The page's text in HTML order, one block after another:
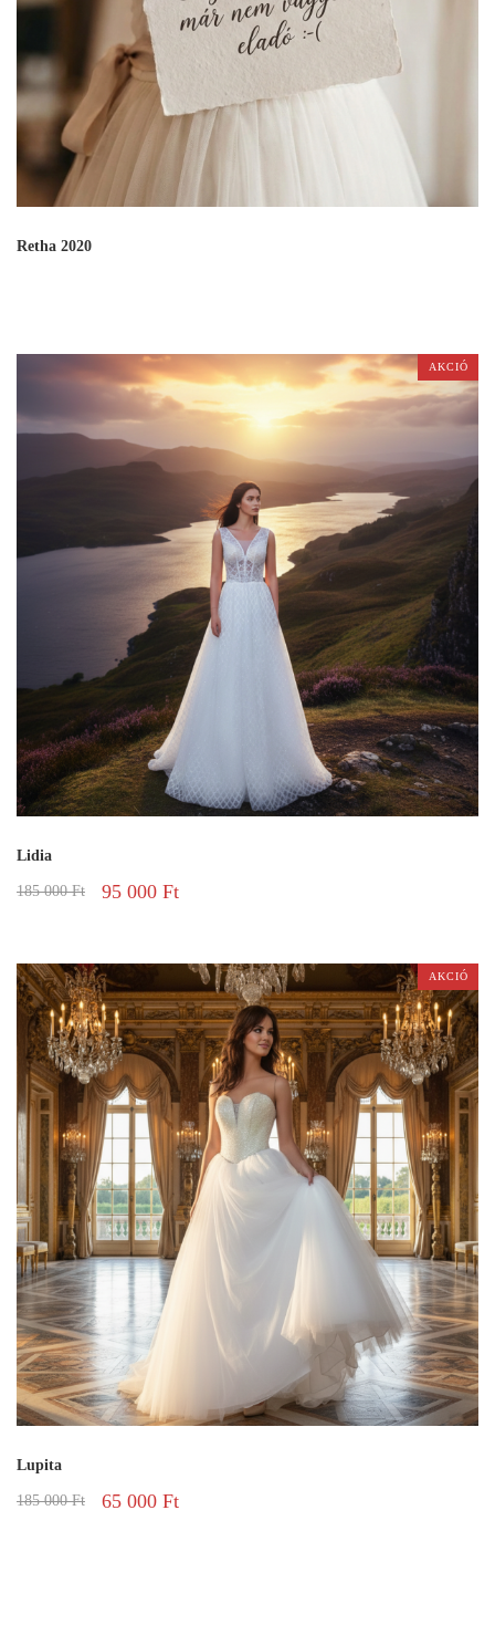
Retha 2020
AKCIÓ
Lidia
185 000Ft 95 000 Ft
AKCIÓ
Lupita
185 000Ft 65 000 Ft